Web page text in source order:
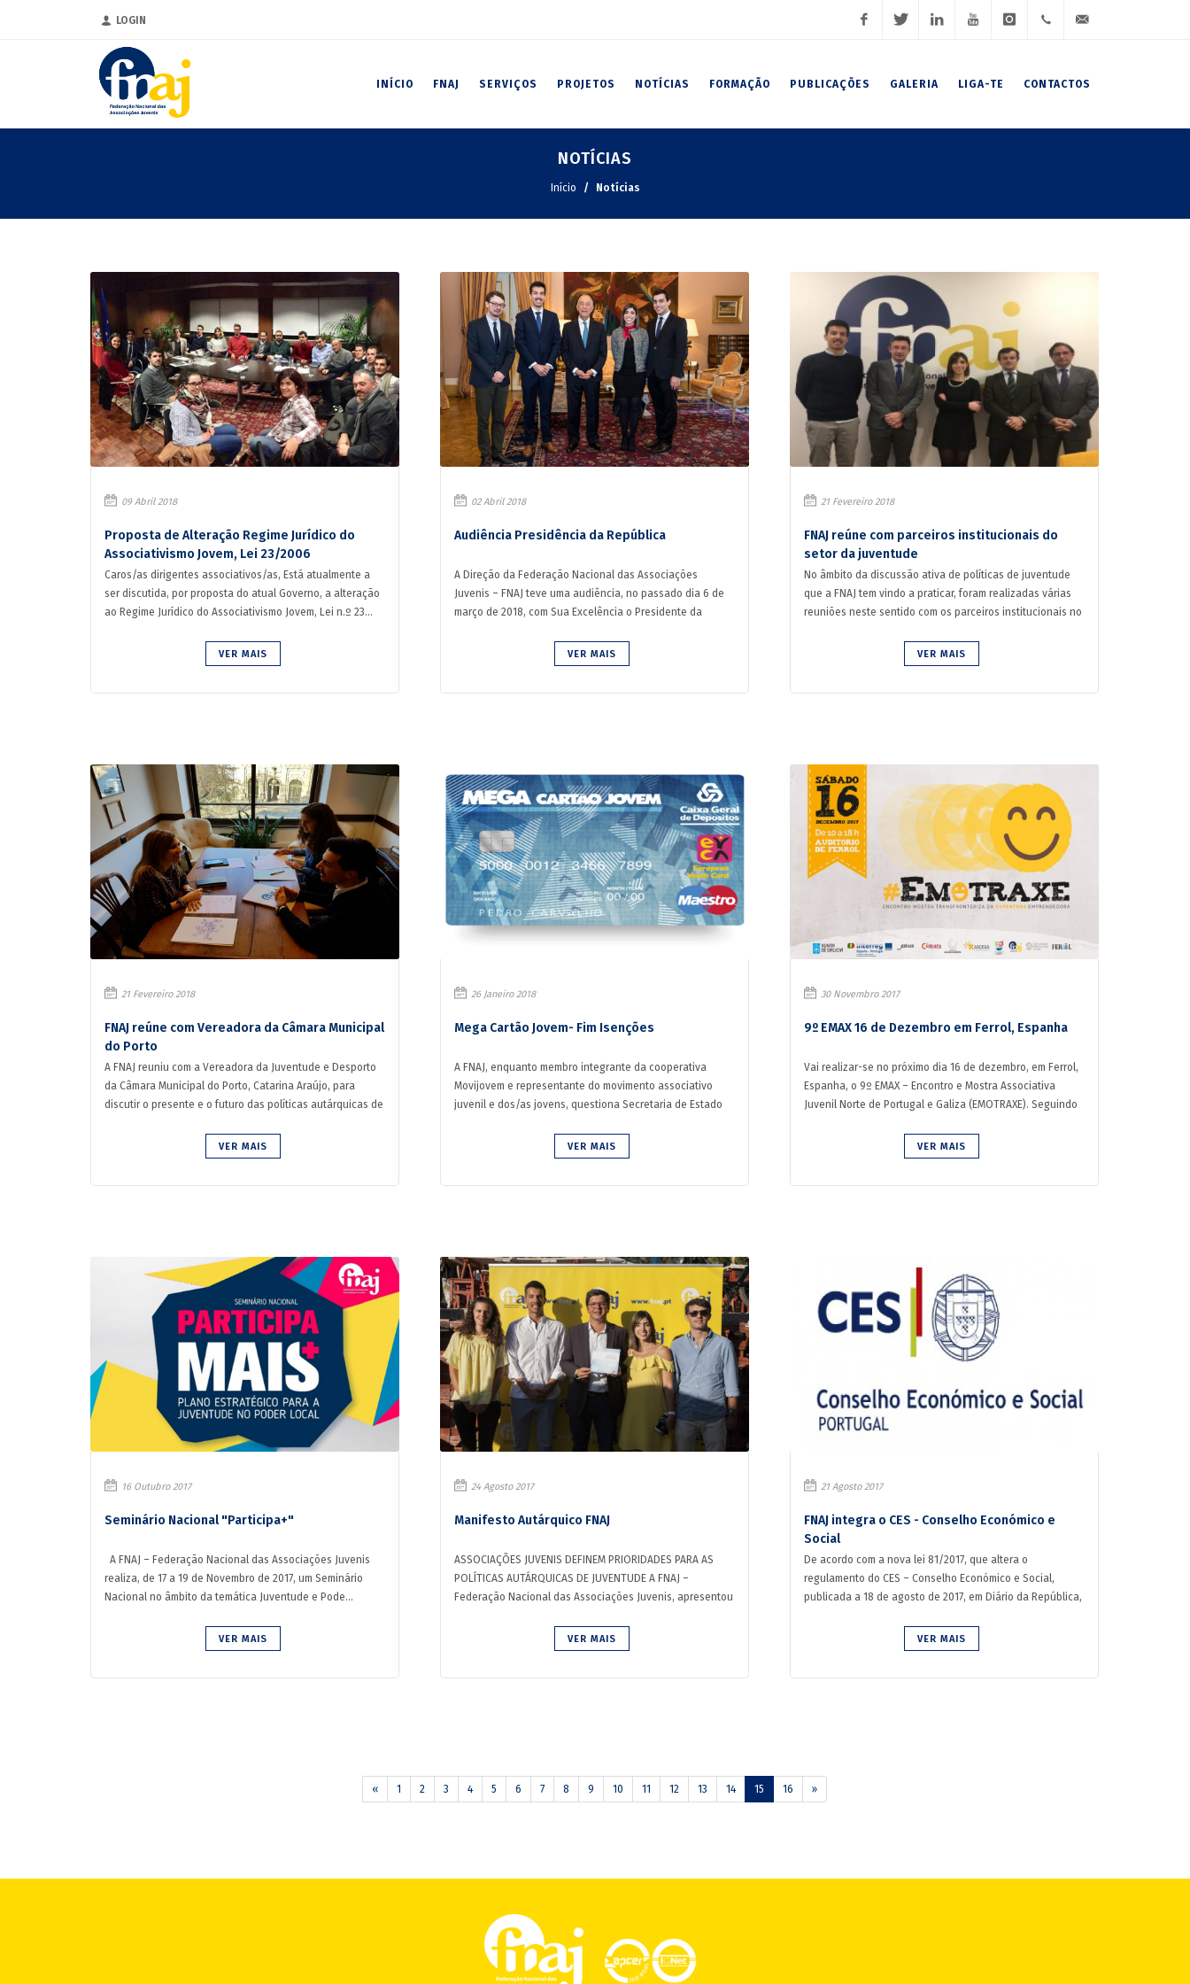
LOGIN
007
767
INÍCIO FNAJ SERVIÇOS PROJETOS NOTÍCIAS FORMAÇÃO PUBLICAÇÕES GALERIA LIGA-TE CONTACTOS
NOTÍCIAS
Início Notícias
09 Abril 2018
Proposta de Alteração Regime Jurídico do
Associativismo Jovem, Lei 23/2006
Caros/as dirigentes associativos/as, Está atualmente a
ser discutida, por proposta do atual Governo, a alteração
ao Regime Jurídico do Associativismo Jovem, Lei n.º 23...
VER MAIS
02 Abril 2018
Audiência Presidência da República
A Direção da Federação Nacional das Associações
Juvenis – FNAJ teve uma audiência, no passado dia 6 de
março de 2018, com Sua Excelência o Presidente da
VER MAIS
21 Fevereiro 2018
FNAJ reúne com parceiros institucionais do
setor da juventude
No âmbito da discussão ativa de políticas de juventude
que a FNAJ tem vindo a praticar, foram realizadas várias
reuniões neste sentido com os parceiros institucionais no
VER MAIS
21 Fevereiro 2018
FNAJ reúne com Vereadora da Câmara Municipal
do Porto
A FNAJ reuniu com a Vereadora da Juventude e Desporto
da Câmara Municipal do Porto, Catarina Araújo, para
discutir o presente e o futuro das políticas autárquicas de
VER MAIS
26 Janeiro 2018
Mega Cartão Jovem- Fim Isenções
A FNAJ, enquanto membro integrante da cooperativa
Movijovem e representante do movimento associativo
juvenil e dos/as jovens, questiona Secretaria de Estado
VER MAIS
30 Novembro 2017
9º EMAX 16 de Dezembro em Ferrol, Espanha
Vai realizar-se no próximo dia 16 de dezembro, em Ferrol,
Espanha, o 9º EMAX – Encontro e Mostra Associativa
Juvenil Norte de Portugal e Galiza (EMOTRAXE). Seguindo
VER MAIS
16 Outubro 2017
Seminário Nacional "Participa+"
A FNAJ – Federação Nacional das Associações Juvenis
realiza, de 17 a 19 de Novembro de 2017, um Seminário
Nacional no âmbito da temática Juventude e Pode...
VER MAIS
24 Agosto 2017
Manifesto Autárquico FNAJ
ASSOCIAÇÕES JUVENIS DEFINEM PRIORIDADES PARA AS
POLÍTICAS AUTÁRQUICAS DE JUVENTUDE A FNAJ –
Federação Nacional das Associações Juvenis, apresentou
VER MAIS
21 Agosto 2017
FNAJ integra o CES - Conselho Económico e
Social
De acordo com a nova lei 81/2017, que altera o
regulamento do CES – Conselho Económico e Social,
publicada a 18 de agosto de 2017, em Diário da República,
VER MAIS
« 1 2 3 4 5 6 7 8 9 10 11 12 13 14 15 16 »